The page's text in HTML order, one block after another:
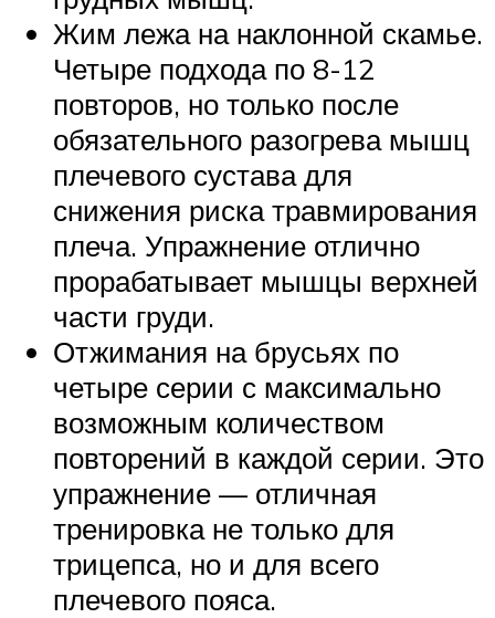
Жим лежа на наклонной скамье.
Четыре подхода по 8-12
повторов, но только после
обязательного разогрева мышц
плечевого сустава для
снижения риска травмирования
плеча. Упражнение отлично
прорабатывает мышцы верхней
части груди.
Отжимания на брусьях по
четыре серии с максимально
возможным количеством
повторений в каждой серии. Это
упражнение — отличная
тренировка не только для
трицепса, но и для всего
плечевого пояса.